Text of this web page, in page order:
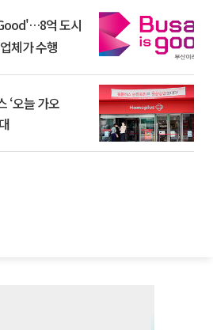
체가 수행
‘오늘 가오